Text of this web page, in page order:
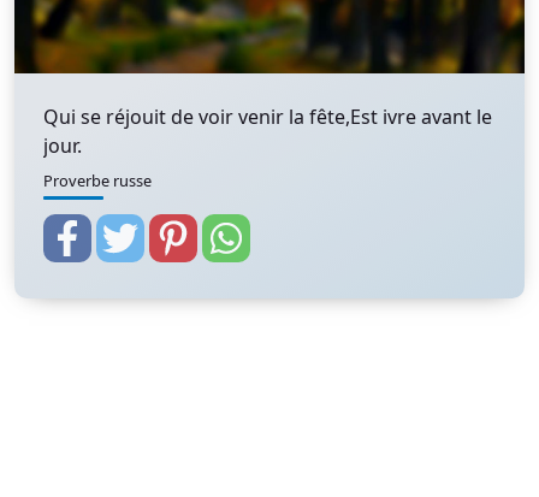
Qui se réjouit de voir venir la fête,Est ivre avant le
jour.
Proverbe russe